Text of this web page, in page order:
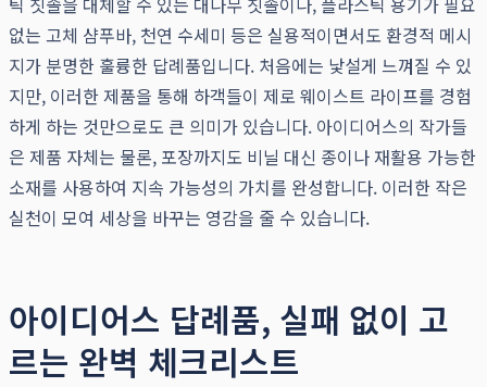
없는 고체 샴푸바, 천연 수세미 등은 실용적이면서도 환경적 메시
지가 분명한 훌륭한 답례품입니다. 처음에는 낯설게 느껴질 수 있
지만, 이러한 제품을 통해 하객들이 제로 웨이스트 라이프를 경험
하게 하는 것만으로도 큰 의미가 있습니다. 아이디어스의 작가들
은 제품 자체는 물론, 포장까지도 비닐 대신 종이나 재활용 가능한
소재를 사용하여 지속 가능성의 가치를 완성합니다. 이러한 작은
실천이 모여 세상을 바꾸는 영감을 줄 수 있습니다.
아이디어스 답례품, 실패 없이 고
르는 완벽 체크리스트